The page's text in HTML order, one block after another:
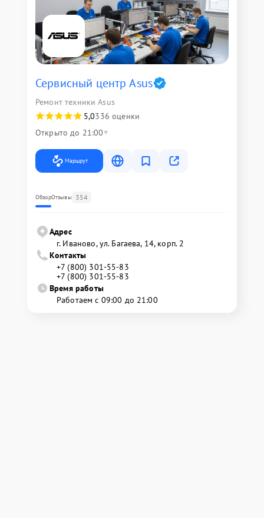
Сервисный центр Asus
Ремонт техники Asus
5,0336 оценки
Открыто до 21:00
Маршрут
ОбзорОтзывы 354
Адрес
г. Иваново, ул. Багаева, 14, корп. 2
Контакты
+7 (800) 301-55-83
+7 (800) 301-55-83
Время работы
Работаем с 09:00 до 21:00